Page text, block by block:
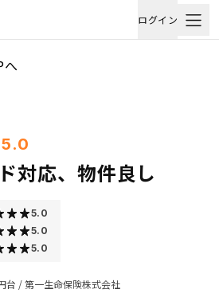
ログイン
へ
5.0
対応、物件良し
5.0
5.0
5.0
台 /第一生命保険株式会社